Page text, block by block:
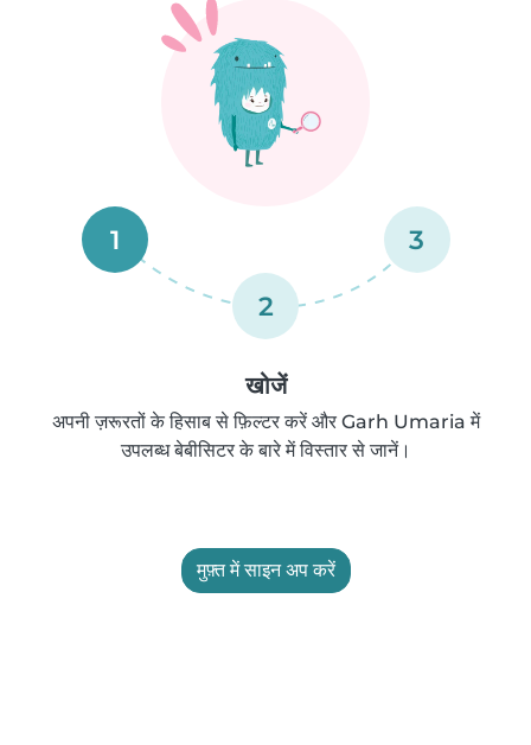
1
2
3
खोजें
अपनी ज़रूरतों के हिसाब से फ़िल्टर करें और Garh Umaria में
उपलब्ध बेबीसिटर के बारे में विस्तार से जानें।
मुफ़्त में साइन अप करें